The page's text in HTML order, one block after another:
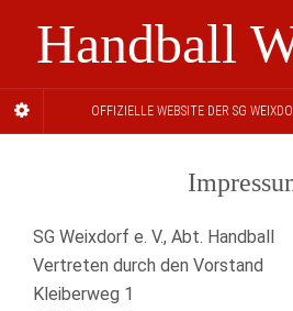
Handball
OFFIZIELLE WEBSITE DER SG
SG Weixdorf e. V., Abt. Handball
Vertreten durch den Vorstand
Kleiberweg 1